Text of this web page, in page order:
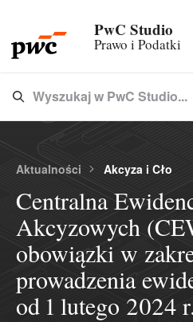
PwC Studio
Prawo i Podatki
Type 3 or more characters for
Wyszukaj w PwC Studio...
Aktualności Akcyza i Cło
Centralna
Akcyzowych
obowiązki w
prowadzenia
od 1 lutego 2024